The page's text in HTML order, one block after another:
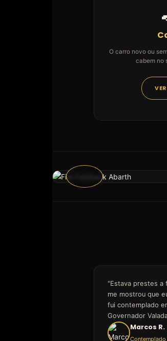
O carro novo ou
cabem no
"Estava prestes a
me mostrou que
fui contemplado
Governador
Marcos R.